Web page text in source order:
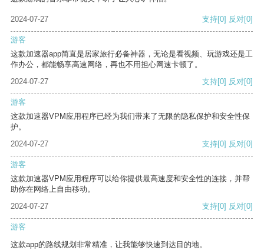
2024-07-27 支持[0] 反对[0]
游客
这款加速器app简直是居家旅行必备神器，无论是看视频、玩游戏还是工
作办公，都能畅享高速网络，再也不用担心网速卡顿了。
2024-07-27
支持[0] 反对[0]
游客
这款加速器VPM应用程序已经为我们带来了无限的隐私保护和安全性保
护。
2024-07-27
支持[0] 反对[0]
游客
这款加速器VPM应用程序可以给你提供最高速度和安全性的连接，并帮
助你在网络上自由移动。
2024-07-27
支持[0] 反对[0]
游客
这款app的路线规划非常精准，让我能够快速到达目的地。